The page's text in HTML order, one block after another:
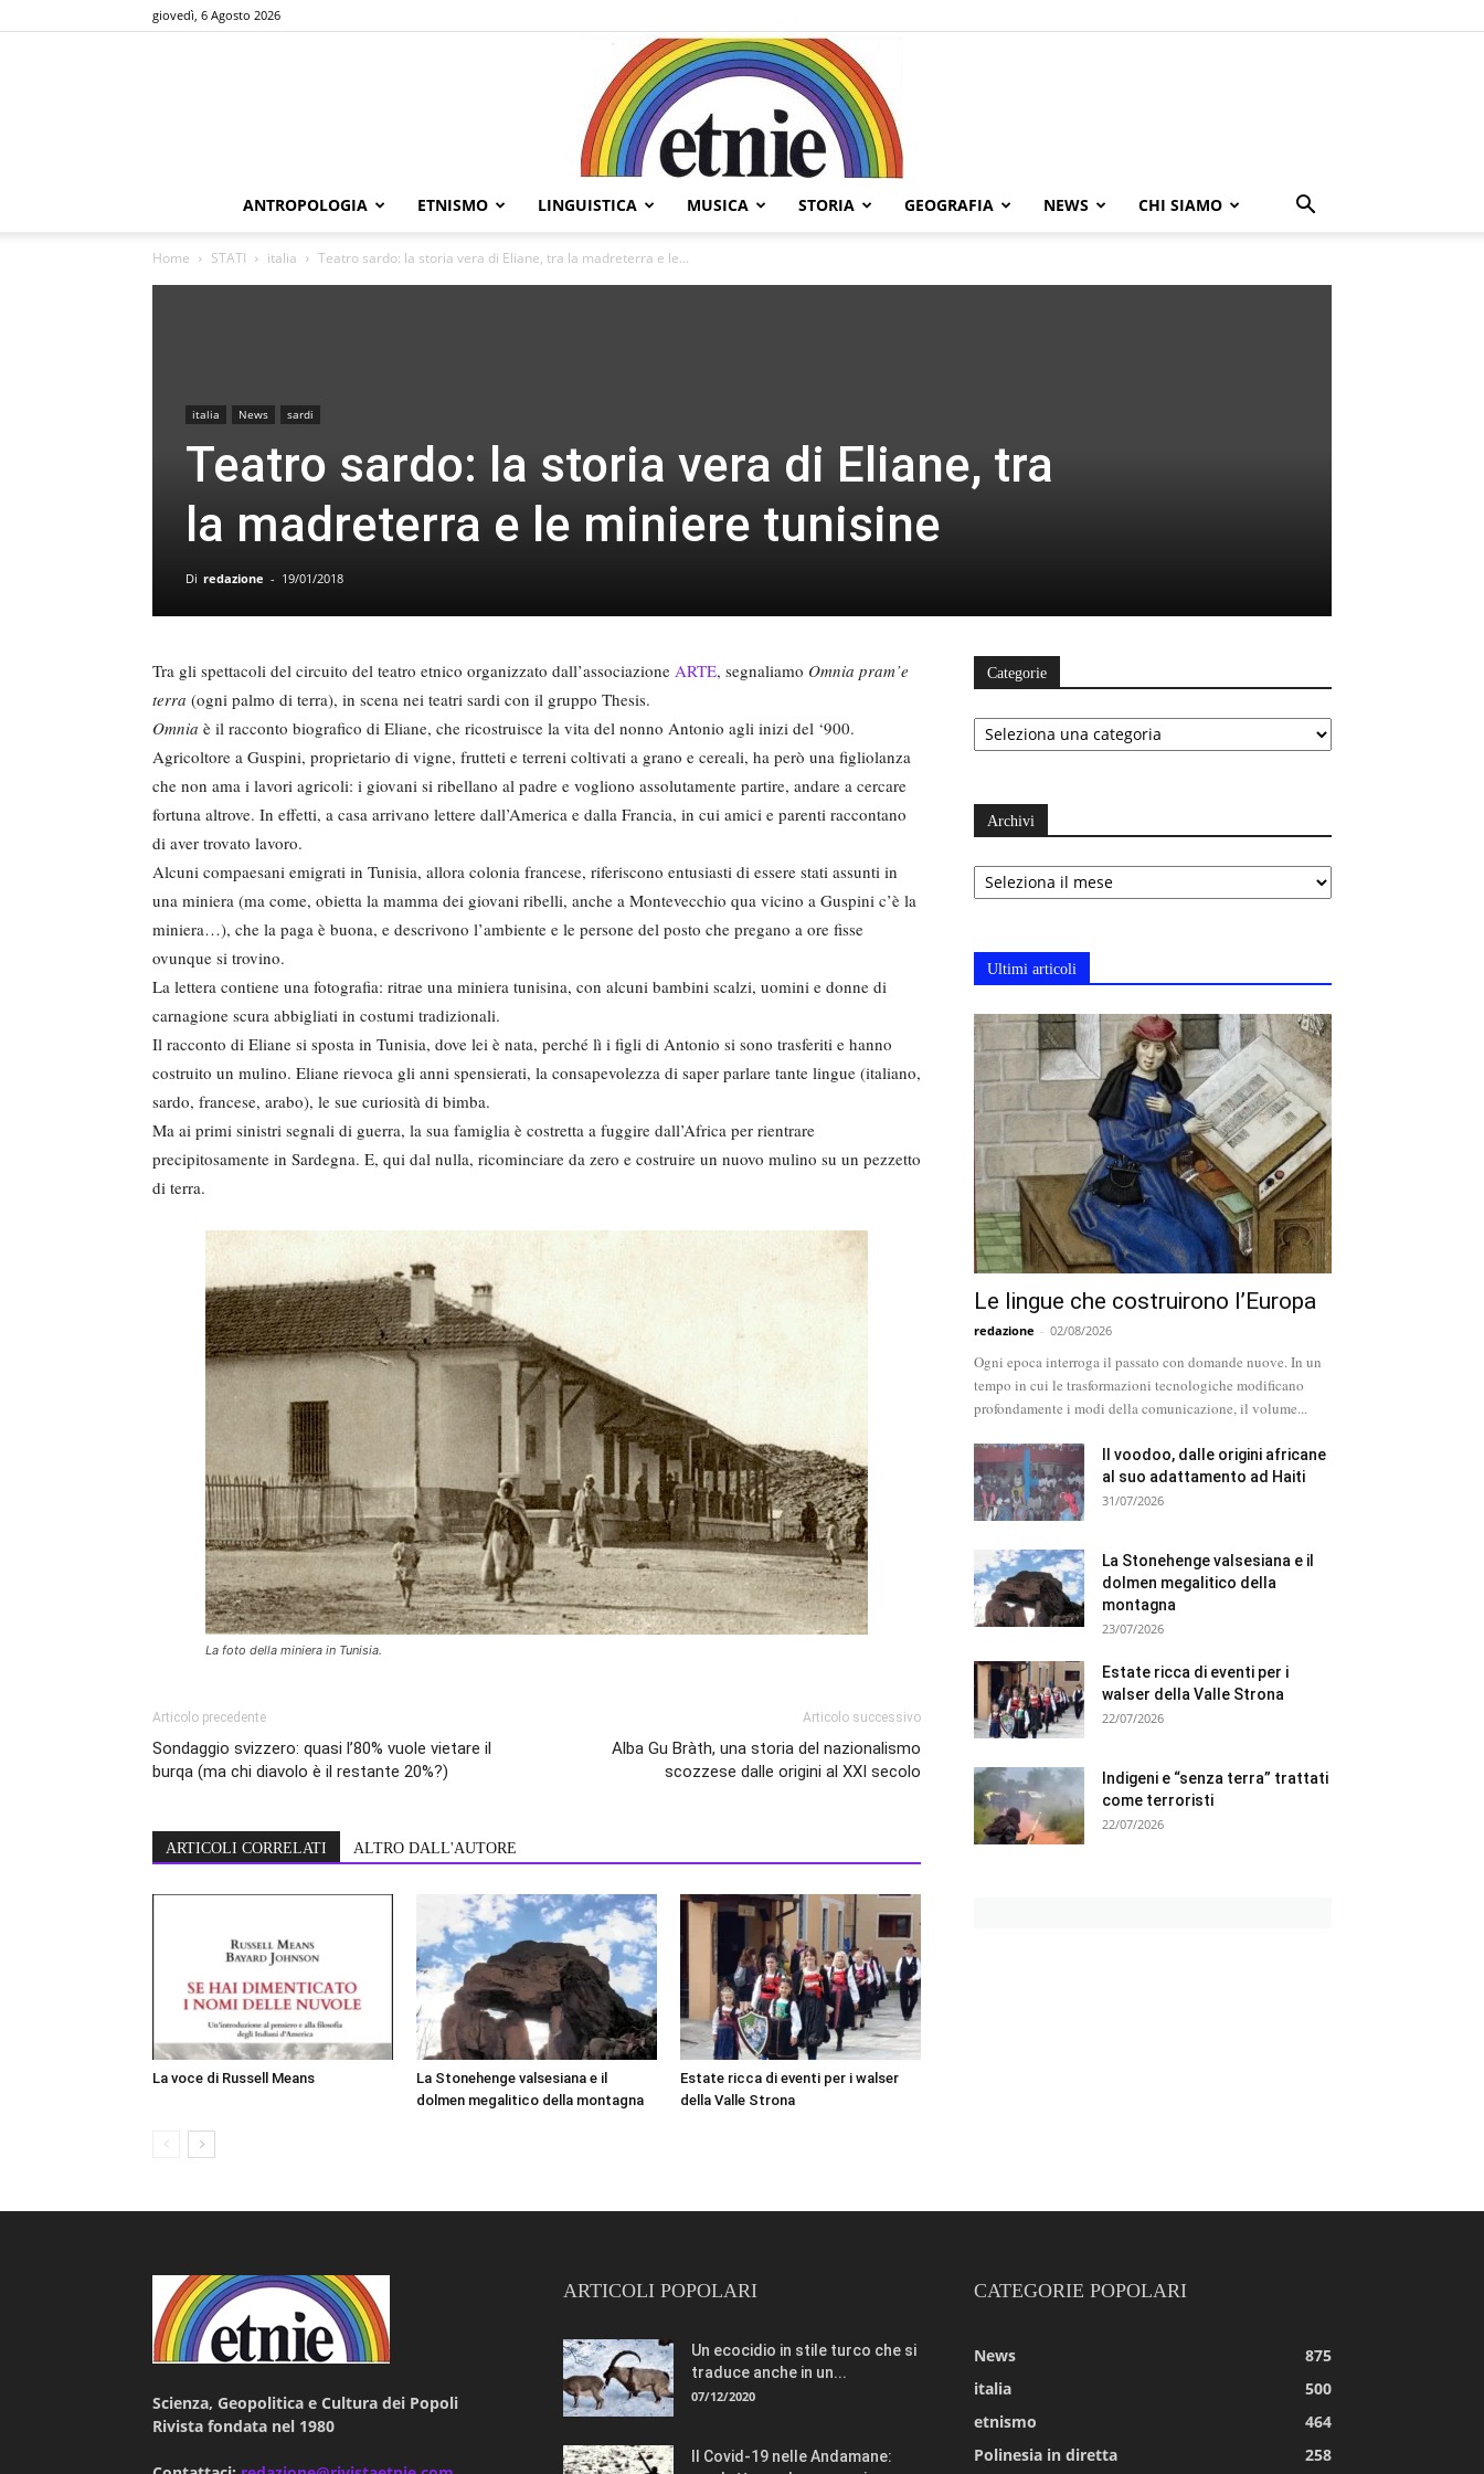
giovedì, 6 Agosto 2026
ANTROPOLOGIA ETNISMO LINGUISTICA MUSICA STORIA GEOGRAFIA NEWS CHI SIAMO
Home STATI italia Teatro sardo: la storia vera di Eliane, tra la madreterra e le...
italia News sardi
Teatro sardo: la storia vera di Eliane, tra
la madreterra e le miniere tunisine
Di redazione - 19/01/2018
Tra gli spettacoli del circuito del teatro etnico organizzato dall’associazione ARTE, segnaliamo Omnia pram’e
terra (ogni palmo di terra), in scena nei teatri sardi con il gruppo Thesis.
Omnia è il racconto biografico di Eliane, che ricostruisce la vita del nonno Antonio agli inizi del ‘900.
Agricoltore a Guspini, proprietario di vigne, frutteti e terreni coltivati a grano e cereali, ha però una figliolanza
che non ama i lavori agricoli: i giovani si ribellano al padre e vogliono assolutamente partire, andare a cercare
fortuna altrove. In effetti, a casa arrivano lettere dall’America e dalla Francia, in cui amici e parenti raccontano
di aver trovato lavoro.
Alcuni compaesani emigrati in Tunisia, allora colonia francese, riferiscono entusiasti di essere stati assunti in
una miniera (ma come, obietta la mamma dei giovani ribelli, anche a Montevecchio qua vicino a Guspini c’è la
miniera…), che la paga è buona, e descrivono l’ambiente e le persone del posto che pregano a ore fisse
ovunque si trovino.
La lettera contiene una fotografia: ritrae una miniera tunisina, con alcuni bambini scalzi, uomini e donne di
carnagione scura abbigliati in costumi tradizionali.
Il racconto di Eliane si sposta in Tunisia, dove lei è nata, perché lì i figli di Antonio si sono trasferiti e hanno
costruito un mulino. Eliane rievoca gli anni spensierati, la consapevolezza di saper parlare tante lingue (italiano,
sardo, francese, arabo), le sue curiosità di bimba.
Ma ai primi sinistri segnali di guerra, la sua famiglia è costretta a fuggire dall’Africa per rientrare
precipitosamente in Sardegna. E, qui dal nulla, ricominciare da zero e costruire un nuovo mulino su un pezzetto
di terra.
La foto della miniera in Tunisia.
Articolo precedente
Sondaggio svizzero: quasi l’80% vuole vietare il
burqa (ma chi diavolo è il restante 20%?)
Articolo successivo
Alba Gu Bràth, una storia del nazionalismo
scozzese dalle origini al XXI secolo
ARTICOLI CORRELATI ALTRO DALL'AUTORE
La voce di Russell Means
La Stonehenge valsesiana e il
dolmen megalitico della montagna
Estate ricca di eventi per i walser
della Valle Strona
Categorie
Categorie
Archivi
Archivi
Ultimi articoli
Le lingue che costruirono l’Europa
redazione - 02/08/2026
Ogni epoca interroga il passato con domande nuove. In un
tempo in cui le trasformazioni tecnologiche modificano
profondamente i modi della comunicazione, il volume...
Il voodoo, dalle origini africane
al suo adattamento ad Haiti
31/07/2026
La Stonehenge valsesiana e il
dolmen megalitico della
montagna
23/07/2026
Estate ricca di eventi per i
walser della Valle Strona
22/07/2026
Indigeni e “senza terra” trattati
come terroristi
22/07/2026
Scienza, Geopolitica e Cultura dei Popoli
Rivista fondata nel 1980
ARTICOLI POPOLARI
Un ecocidio in stile turco che si
traduce anche in un...
07/12/2020
Il Covid-19 nelle Andamane:
CATEGORIE POPOLARI
News
875
italia
500
etnismo
464
Polinesia in diretta
258